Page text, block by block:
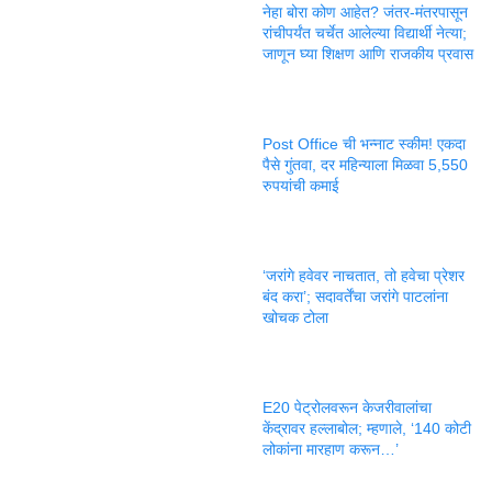
नेहा बोरा कोण आहेत? जंतर-मंतरपासून
रांचीपर्यंत चर्चेत आलेल्या विद्यार्थी नेत्या;
जाणून घ्या शिक्षण आणि राजकीय प्रवास
Post Office ची भन्नाट स्कीम! एकदा
पैसे गुंतवा, दर महिन्याला मिळवा 5,550
रुपयांची कमाई
‘जरांगे हवेवर नाचतात, तो हवेचा प्रेशर
बंद करा’; सदावर्तेंचा जरांगे पाटलांना
खोचक टोला
E20 पेट्रोलवरून केजरीवालांचा
केंद्रावर हल्लाबोल; म्हणाले, ‘140 कोटी
लोकांना मारहाण करून…’